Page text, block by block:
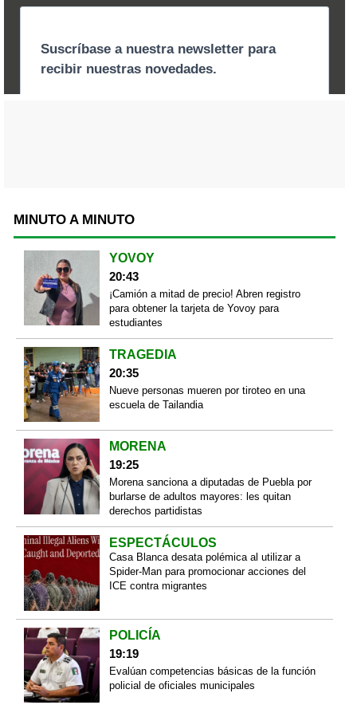
MINUTO A MINUTO
YOVOY
20:43
¡Camión a mitad de precio! Abren registro
para obtener la tarjeta de Yovoy para
estudiantes
TRAGEDIA
20:35
Nueve personas mueren por tiroteo en una
escuela de Tailandia
MORENA
19:25
Morena sanciona a diputadas de Puebla por
burlarse de adultos mayores: les quitan
derechos partidistas
ESPECTÁCULOS
Casa Blanca desata polémica al utilizar a
Spider-Man para promocionar acciones del
ICE contra migrantes
POLICÍA
19:19
Evalúan competencias básicas de la función
policial de oficiales municipales